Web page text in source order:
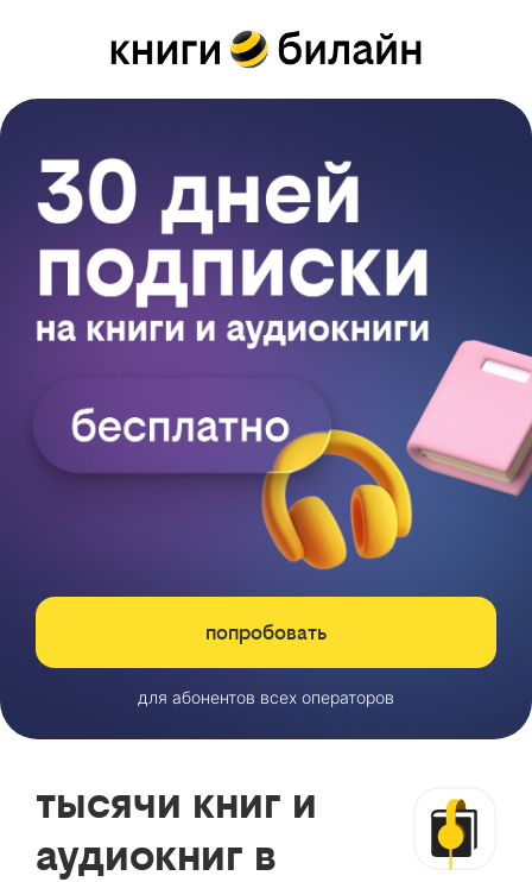
попробовать
для абонентов всех операторов
тысячи книг и
аудиокниг в